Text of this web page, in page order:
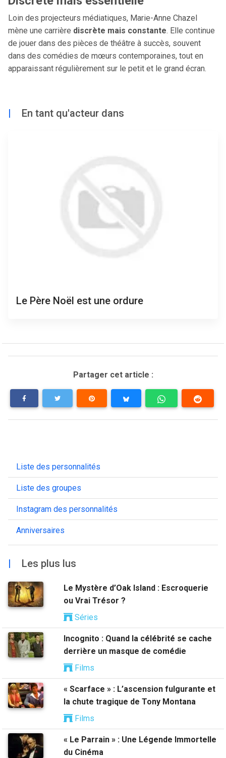
Loin des projecteurs médiatiques, Marie-Anne Chazel
mène une carrière discrète mais constante. Elle continue
de jouer dans des pièces de théâtre à succès, souvent
dans des comédies de mœurs contemporaines, tout en
apparaissant régulièrement sur le petit et le grand écran.
| En tant qu'acteur dans
Le Père Noël est une ordure
Partager cet article :
Liste des personnalités
Liste des groupes
Instagram des personnalités
Anniversaires
Les plus lus
Le Mystère d’Oak Island : Escroquerie
ou Vrai Trésor ?
Séries
Incognito : Quand la célébrité se cache
derrière un masque de comédie
Films
« Scarface » : L’ascension fulgurante et
la chute tragique de Tony Montana
Films
« Le Parrain » : Une Légende Immortelle
du Cinéma